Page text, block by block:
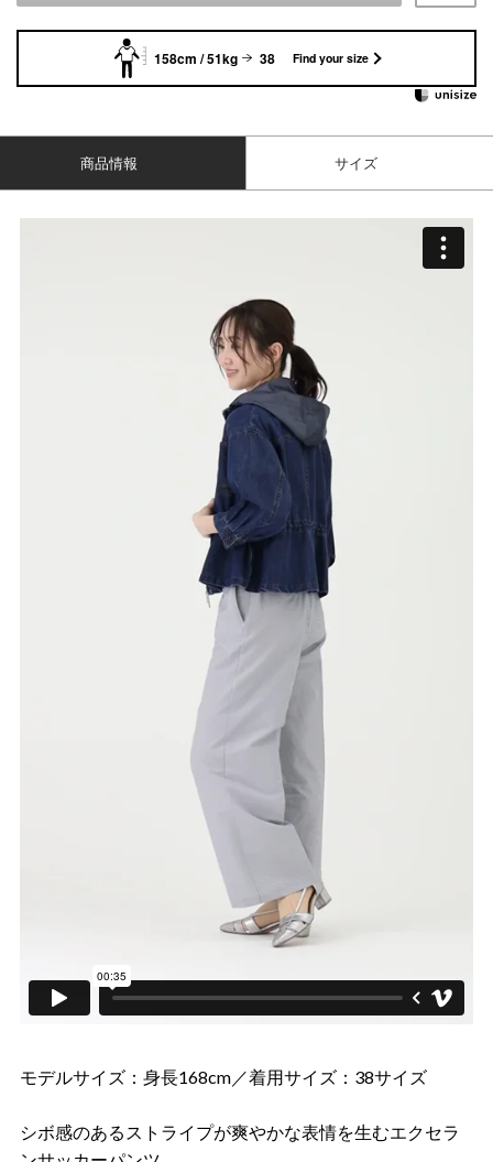
158cm / 51kg 38 Find your size
商品情報 サイズ
モデルサイズ：身長168cm／着用サイズ：38サイズ
シボ感のあるストライプが爽やかな表情を生むエクセラ